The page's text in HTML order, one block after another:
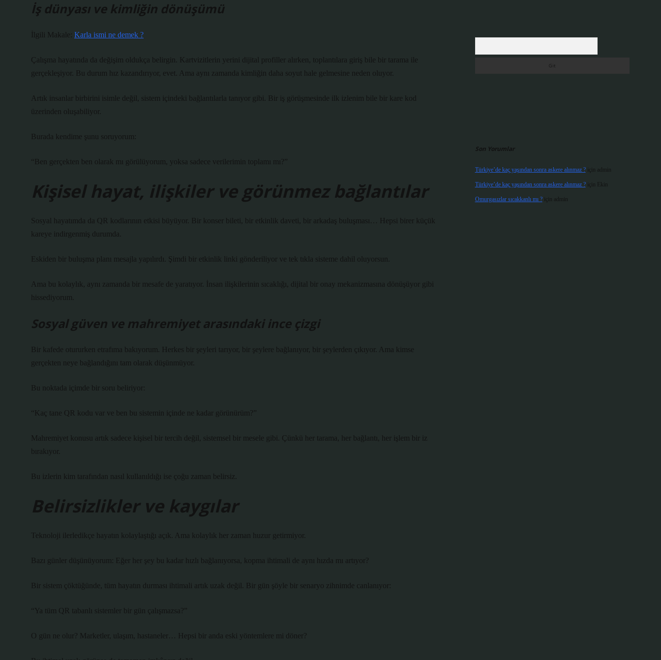
İş dünyası ve kimliğin dönüşümü
İlgili Makale: Karla ismi ne demek ?
Çalışma hayatında da değişim oldukça belirgin. Kartvizitlerin yerini dijital profiller alırken, toplantılara giriş bile bir tarama ile
gerçekleşiyor. Bu durum hız kazandırıyor, evet. Ama aynı zamanda kimliğin daha soyut hale gelmesine neden oluyor.
Artık insanlar birbirini isimle değil, sistem içindeki bağlantılarla tanıyor gibi. Bir iş görüşmesinde ilk izlenim bile bir kare kod
üzerinden oluşabiliyor.
Burada kendime şunu soruyorum:
“Ben gerçekten ben olarak mı görülüyorum, yoksa sadece verilerimin toplamı mı?”
Kişisel hayat, ilişkiler ve görünmez bağlantılar
Sosyal hayatımda da QR kodlarının etkisi büyüyor. Bir konser bileti, bir etkinlik daveti, bir arkadaş buluşması… Hepsi birer küçük
kareye indirgenmiş durumda.
Eskiden bir buluşma planı mesajla yapılırdı. Şimdi bir etkinlik linki gönderiliyor ve tek tıkla sisteme dahil oluyorsun.
Ama bu kolaylık, aynı zamanda bir mesafe de yaratıyor. İnsan ilişkilerinin sıcaklığı, dijital bir onay mekanizmasına dönüşüyor gibi
hissediyorum.
Sosyal güven ve mahremiyet arasındaki ince çizgi
Bir kafede otururken etrafıma bakıyorum. Herkes bir şeyleri tarıyor, bir şeylere bağlanıyor, bir şeylerden çıkıyor. Ama kimse
gerçekten neye bağlandığını tam olarak düşünmüyor.
Bu noktada içimde bir soru beliriyor:
“Kaç tane QR kodu var ve ben bu sistemin içinde ne kadar görünürüm?”
Mahremiyet konusu artık sadece kişisel bir tercih değil, sistemsel bir mesele gibi. Çünkü her tarama, her bağlantı, her işlem bir iz
bırakıyor.
Bu izlerin kim tarafından nasıl kullanıldığı ise çoğu zaman belirsiz.
Belirsizlikler ve kaygılar
Teknoloji ilerledikçe hayatın kolaylaştığı açık. Ama kolaylık her zaman huzur getirmiyor.
Bazı günler düşünüyorum: Eğer her şey bu kadar hızlı bağlanıyorsa, kopma ihtimali de aynı hızda mı artıyor?
Bir sistem çöktüğünde, tüm hayatın durması ihtimali artık uzak değil. Bir gün şöyle bir senaryo zihnimde canlanıyor:
“Ya tüm QR tabanlı sistemler bir gün çalışmazsa?”
O gün ne olur? Marketler, ulaşım, hastaneler… Hepsi bir anda eski yöntemlere mi döner?
Son Yorumlar
Türkiye’de kaç yaşından sonra askere alınmaz ?için admin
Türkiye’de kaç yaşından sonra askere alınmaz ?için Ekin
Omurgasızlar sıcakkanlı mı ?için admin